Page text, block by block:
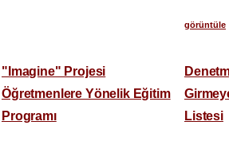
görüntüle
"Imagine" Projesi
Öğretmenlere Yönelik Eğitim
Programı
Listesi